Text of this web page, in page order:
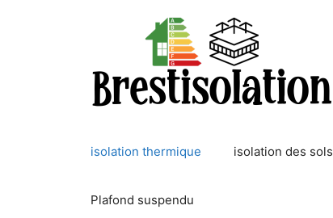
isolation thermique isolation des sols
Plafond suspendu